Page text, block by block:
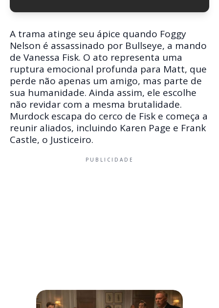
A trama atinge seu ápice quando Foggy
Nelson é assassinado por Bullseye, a mando
de Vanessa Fisk. O ato representa uma
ruptura emocional profunda para Matt, que
perde não apenas um amigo, mas parte de
sua humanidade. Ainda assim, ele escolhe
não revidar com a mesma brutalidade.
Murdock escapa do cerco de Fisk e começa a
reunir aliados, incluindo Karen Page e Frank
Castle, o Justiceiro.
PUBLICIDADE